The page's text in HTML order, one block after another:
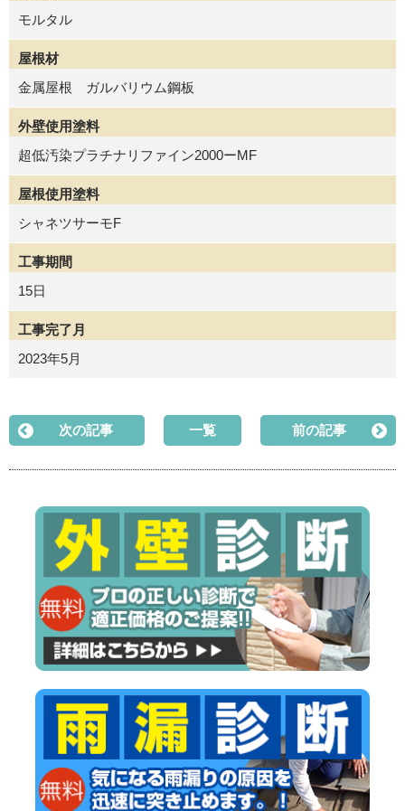
モルタル
屋根材
金属屋根 ガルバリウム鋼板
外壁使用塗料
超低汚染プラチナリファイン2000ーMF
屋根使用塗料
シャネツサーモF
工事期間
15日
工事完了月
2023年5月
次の記事 一覧 前の記事